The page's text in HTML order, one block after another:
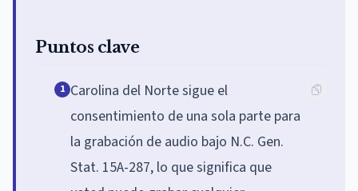
Puntos clave
1 Carolina del Norte sigue el
consentimiento de una sola parte para
la grabación de audio bajo N.C. Gen.
Stat. 15A-287, lo que significa que